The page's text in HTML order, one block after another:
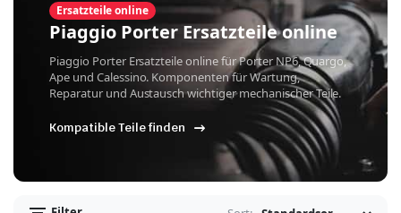
Ersatzteile online
Piaggio Porter Ersatzteile online
Piaggio Porter Ersatzteile online für Porter NP6, Quargo,
Ape und Calessino. Komponenten für Wartung,
Reparatur und Austausch wichtiger mechanischer Teile.
Kompatible Teile finden